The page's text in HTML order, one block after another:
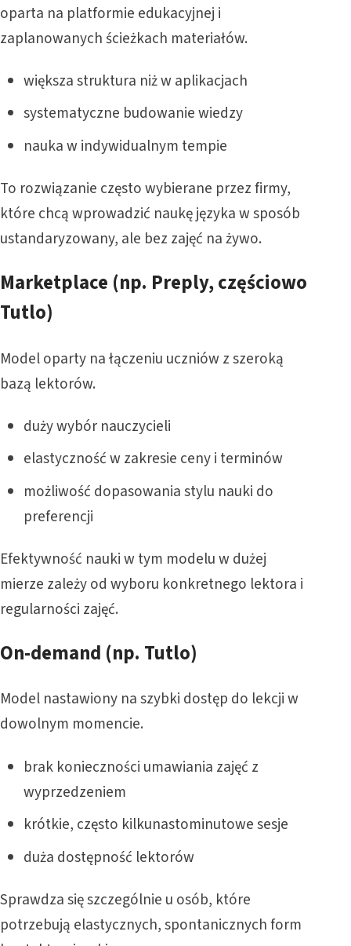
oparta na platformie edukacyjnej i
zaplanowanych ścieżkach materiałów.
większa struktura niż w aplikacjach
systematyczne budowanie wiedzy
nauka w indywidualnym tempie
To rozwiązanie często wybierane przez firmy,
które chcą wprowadzić naukę języka w sposób
ustandaryzowany, ale bez zajęć na żywo.
Marketplace (np. Preply, częściowo
Tutlo)
Model oparty na łączeniu uczniów z szeroką
bazą lektorów.
duży wybór nauczycieli
elastyczność w zakresie ceny i terminów
możliwość dopasowania stylu nauki do
preferencji
Efektywność nauki w tym modelu w dużej
mierze zależy od wyboru konkretnego lektora i
regularności zajęć.
On-demand (np. Tutlo)
Model nastawiony na szybki dostęp do lekcji w
dowolnym momencie.
brak konieczności umawiania zajęć z
wyprzedzeniem
krótkie, często kilkunastominutowe sesje
duża dostępność lektorów
Sprawdza się szczególnie u osób, które
potrzebują elastycznych, spontanicznych form